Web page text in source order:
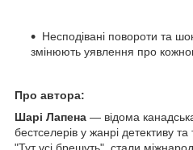
Несподівані повороти та
змінюють уявлення про
Про автора:
Шарі Лапена — відома
бестселерів у жанрі детективу
"Тут усі брешуть", стали